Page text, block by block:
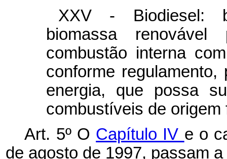
XXV - Biodiesel:
biomassa
combustão interna
conforme
energia, que possa
combustíveis de origem
Art. 5º O Capítulo IV e o
de agosto de 1997, passam